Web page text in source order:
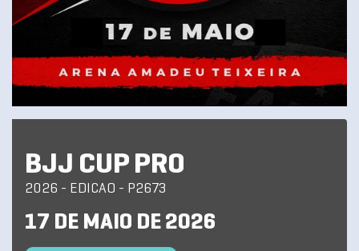
BJJ CUP PRO
2026 - EDICAO - P2673
17 DE MAIO DE 2026